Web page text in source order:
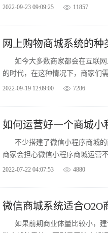
的利润呢？
2022-09-23 09:09:25 11857
网上购物商城系统的种
如今大多数商家都会在互联
的时代，在这种情况下，商家们
城的种类有哪些呢?
2022-09-19 12:09:00 7286
如何运营好一个商城小
不少搭建了微信小程序商城
商家会担心微信小程序商城运营
趣，下面介绍下小程序运营方法
2022-07-22 04:07:53 4880
微信商城系统适合O2O
如果前期商业体量比较小，